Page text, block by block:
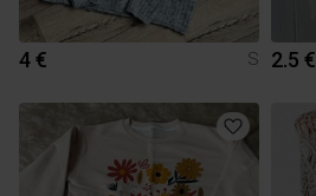
4 € S 2.5 €